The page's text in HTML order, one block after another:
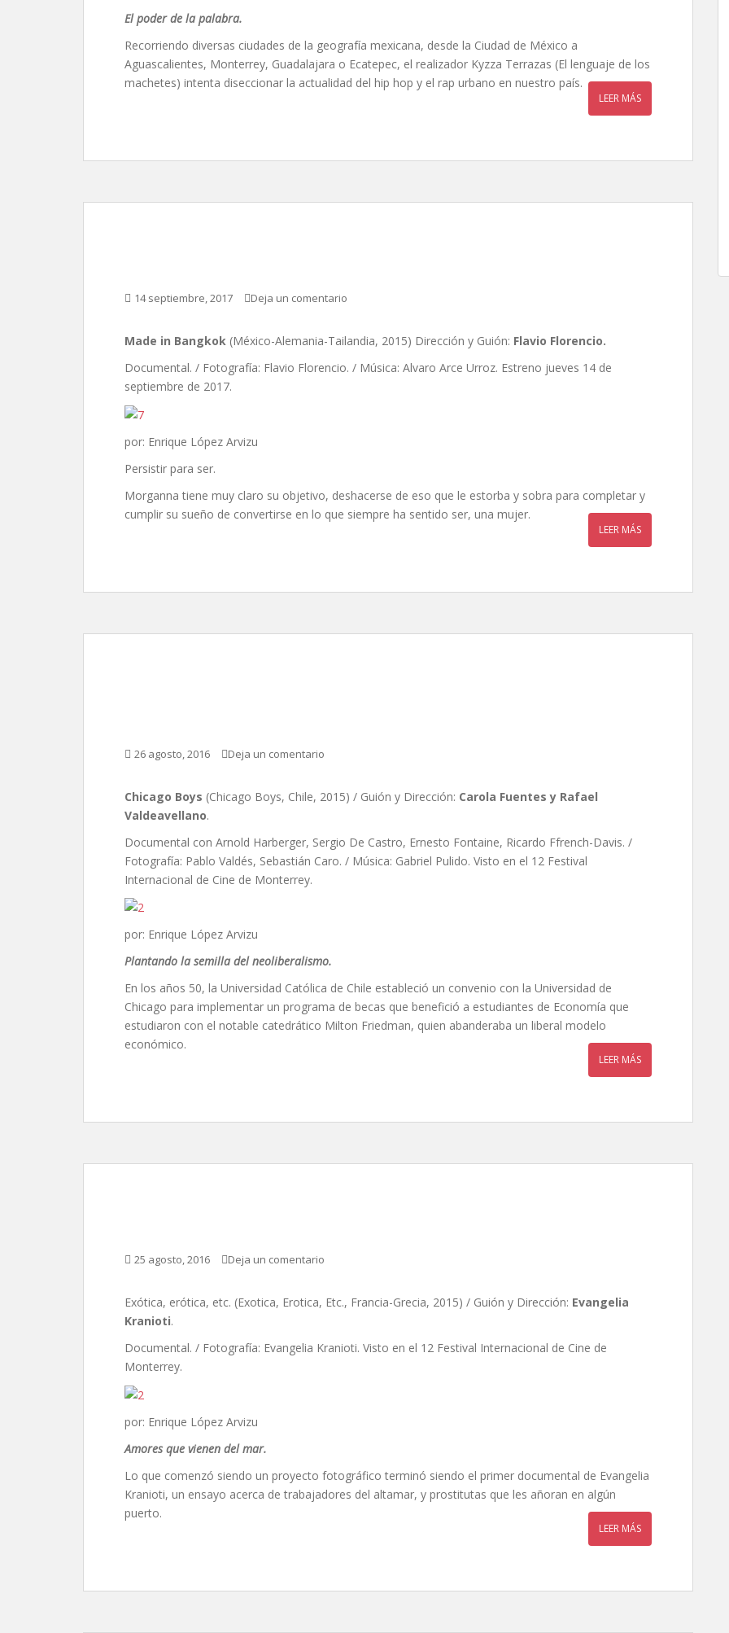
El poder de la palabra.
Recorriendo diversas ciudades de la geografía mexicana, desde la Ciudad de México a
Aguascalientes, Monterrey, Guadalajara o Ecatepec, el realizador Kyzza Terrazas (El lenguaje de los
machetes) intenta diseccionar la actualidad del hip hop y el rap urbano en nuestro país.
LEER MÁS
14 septiembre, 2017 Deja un comentario
Made in Bangkok (México-Alemania-Tailandia, 2015) Dirección y Guión: Flavio Florencio.
Documental. / Fotografía: Flavio Florencio. / Música: Alvaro Arce Urroz. Estreno jueves 14 de
septiembre de 2017.
por: Enrique López Arvizu
Persistir para ser.
Morganna tiene muy claro su objetivo, deshacerse de eso que le estorba y sobra para completar y
cumplir su sueño de convertirse en lo que siempre ha sentido ser, una mujer.
LEER MÁS
26 agosto, 2016 Deja un comentario
Chicago Boys (Chicago Boys, Chile, 2015) / Guión y Dirección: Carola Fuentes y Rafael
Valdeavellano.
Documental con Arnold Harberger, Sergio De Castro, Ernesto Fontaine, Ricardo Ffrench-Davis. /
Fotografía: Pablo Valdés, Sebastián Caro. / Música: Gabriel Pulido. Visto en el 12 Festival
Internacional de Cine de Monterrey.
por: Enrique López Arvizu
Plantando la semilla del neoliberalismo.
En los años 50, la Universidad Católica de Chile estableció un convenio con la Universidad de
Chicago para implementar un programa de becas que benefició a estudiantes de Economía que
estudiaron con el notable catedrático Milton Friedman, quien abanderaba un liberal modelo
económico.
LEER MÁS
25 agosto, 2016 Deja un comentario
Exótica, erótica, etc. (Exotica, Erotica, Etc., Francia-Grecia, 2015) / Guión y Dirección: Evangelia
Kranioti.
Documental. / Fotografía: Evangelia Kranioti. Visto en el 12 Festival Internacional de Cine de
Monterrey.
por: Enrique López Arvizu
Amores que vienen del mar.
Lo que comenzó siendo un proyecto fotográfico terminó siendo el primer documental de Evangelia
Kranioti, un ensayo acerca de trabajadores del altamar, y prostitutas que les añoran en algún
puerto.
LEER MÁS